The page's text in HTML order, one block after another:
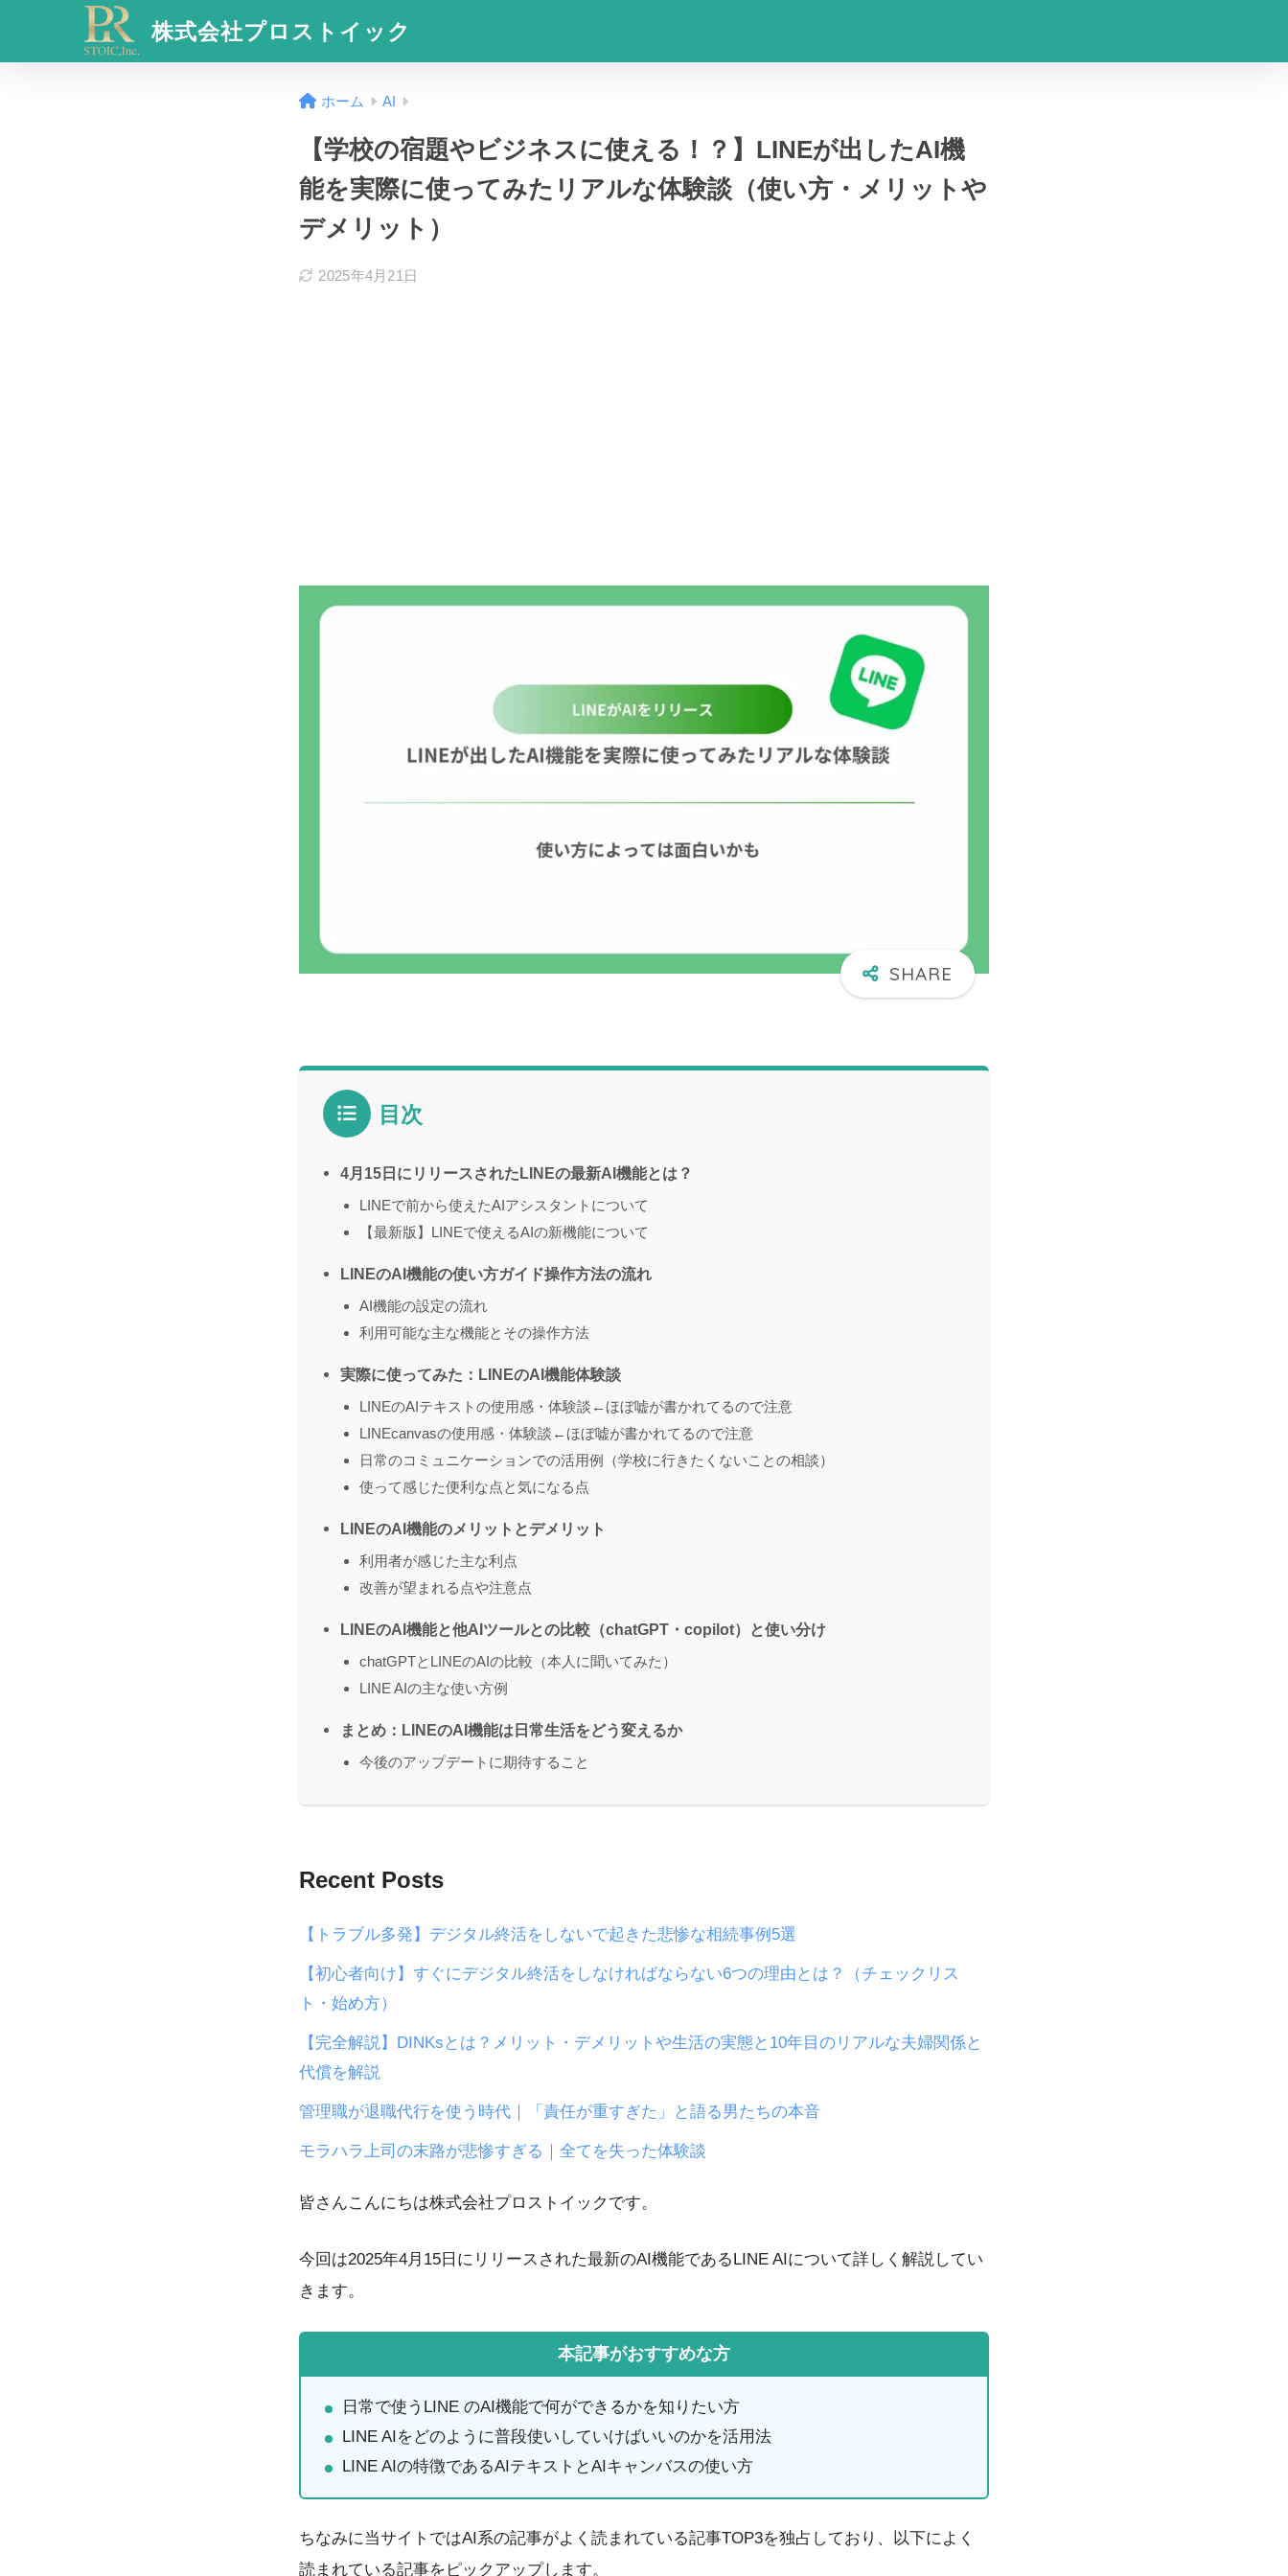
株式会社プロストイック
ホーム AI
【学校の宿題やビジネスに使える！？】LINEが出したAI機
能を実際に使ってみたリアルな体験談（使い方・メリットや
デメリット）
2025年4月21日
目次
4月15日にリリースされたLINEの最新AI機能とは？
LINEで前から使えたAIアシスタントについて
【最新版】LINEで使えるAIの新機能について
LINEのAI機能の使い方ガイド操作方法の流れ
AI機能の設定の流れ
利用可能な主な機能とその操作方法
実際に使ってみた：LINEのAI機能体験談
LINEのAIテキストの使用感・体験談←ほぼ嘘が書かれてるので注意
LINEcanvasの使用感・体験談←ほぼ嘘が書かれてるので注意
日常のコミュニケーションでの活用例（学校に行きたくないことの相談）
使って感じた便利な点と気になる点
LINEのAI機能のメリットとデメリット
利用者が感じた主な利点
改善が望まれる点や注意点
LINEのAI機能と他AIツールとの比較（chatGPT・copilot）と使い分け
chatGPTとLINEのAIの比較（本人に聞いてみた）
LINE AIの主な使い方例
まとめ：LINEのAI機能は日常生活をどう変えるか
今後のアップデートに期待すること
Recent Posts
【トラブル多発】デジタル終活をしないで起きた悲惨な相続事例5選
【初心者向け】すぐにデジタル終活をしなければならない6つの理由とは？（チェックリス
ト・始め方）
【完全解説】DINKsとは？メリット・デメリットや生活の実態と10年目のリアルな夫婦関係と
代償を解説
管理職が退職代行を使う時代｜「責任が重すぎた」と語る男たちの本音
モラハラ上司の末路が悲惨すぎる｜全てを失った体験談
皆さんこんにちは株式会社プロストイックです。
今回は2025年4月15日にリリースされた最新のAI機能であるLINE AIについて詳しく解説してい
きます。
本記事がおすすめな方
日常で使うLINE のAI機能で何ができるかを知りたい方
LINE AIをどのように普段使いしていけばいいのかを活用法
LINE AIの特徴であるAIテキストとAIキャンバスの使い方
ちなみに当サイトではAI系の記事がよく読まれている記事TOP3を独占しており、以下によく
読まれている記事をピックアップします。